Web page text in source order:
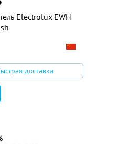
Electrolux EWH
доставка